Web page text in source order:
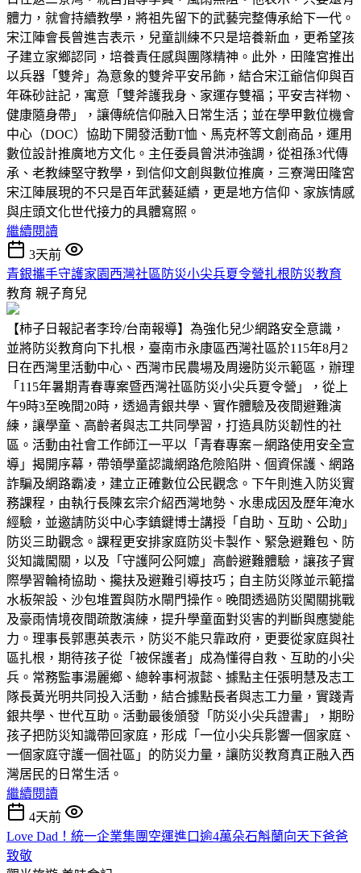
體力，就會持續教學，將祖先留下的武藝完整傳承給下一代。
宋江陣會長曾進吉表示，兒童訓練不只是培養新血，更希望孩
子建立家鄉認同，培養責任感與團隊精神。此外，田隆宮推出
以兵器「雙斧」為意象的雙斧平安吊飾，結合宋江爺信仰與百
年硃砂註記，寓意「雙斧護我身、家運存雙福；平安吉祥物、
健康隨身帶」，讓傳統信仰融入日常生活；並在學甲數位機會
中心（DOC）協助下開發活動T恤、馬克杯等文創商品，運用
數位設計推廣地方文化。主任委員曾洪沛強調，從祖孫3代傳
承、老教練堅守教學，到信仰文創與數位推廣，三寮灣田隆宮
宋江陣展現的不只是百年武藝延續，更是地方信仰、家族情感
與庄頭文化世代接力的具體寫照。
繼續閱讀
3天前
青銀攜手守護家園西灣社區防災小尖兵夏令營扎根防災教育
教育 親子育兒
【柿子日報記者李玲/台南報導】為強化兒少網路安全意識，
並將防災教育向下扎根，臺南市永康區西灣社區於115年8月2
日在西灣里活動中心、西灣市民農場及周邊防災示範區，辦理
「115年暑期青春專案暨西灣社區防災小尖兵夏令營」，從上
午9時3至晚間20時，透過青銀共學、實作體驗及夜間避難演
練，讓學童、高齡者與志工共同學習，打造具防災韌性的社
區。活動由社會工作師江一平以「青春專案－網路使用安全宣
導」揭開序幕，帶領學童認識網路危險陷阱、個資保護、網路
詐騙及網路霸凌，建立正確數位公民觀念。下午則進入防災實
務課程，由執行長陳玄宗介紹西灣地勢、水患成因及歷年淹水
經驗，並邀請防災中心李鎮鍵博士講授「自助、互助、公助」
防災三助觀念。課程更安排家庭防災卡製作、緊急避難包、防
災知識闖關，以及「守護阿公阿嬤」高齡避難體驗，讓孩子實
際學習輪椅協助、攙扶及避難引導技巧；自主防災隊並示範擋
水板架設、沙包堆置與防水閘門操作。晚間透過防災闖關挑戰
及豪雨情境夜間疏散演練，提升學童面對災害的判斷與應變能
力。理事長郭惠英表示，防災不能只靠政府，更要從家庭與社
區扎根，期待孩子從「被保護者」成為懂得自救、互助的小尖
兵。常務監事湯麗鄉、總幹事柯淑懿、據點主任張明慧及志工
隊長黃光明共同投入活動，結合據點長者與志工力量，實踐青
銀共學、世代互助。活動最後頒發「防災小尖兵證書」，期盼
孩子把防災知識帶回家庭，形成「一位小尖兵影響一個家庭、
一個家庭守護一個社區」的防災力量，讓防災教育真正融入西
灣居民的日常生活。
繼續閱讀
4天前
Love Dad！統一企業集團空運進口逾4萬朵石斛蘭向天下爸爸
致敬